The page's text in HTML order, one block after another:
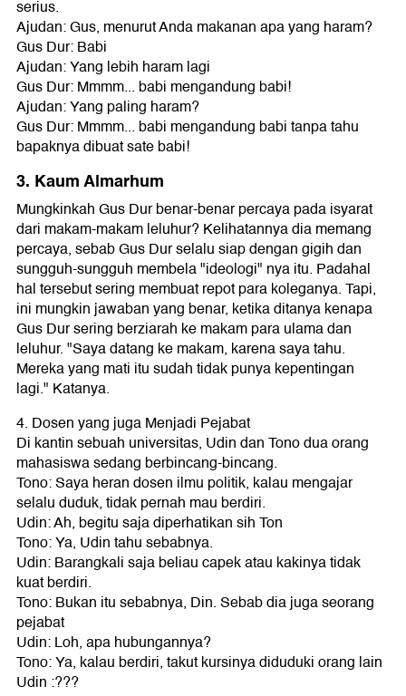
serius.
Ajudan: Gus, menurut Anda makanan apa yang haram?
Gus Dur: Babi
Ajudan: Yang lebih haram lagi
Gus Dur: Mmmm... babi mengandung babi!
Ajudan: Yang paling haram?
Gus Dur: Mmmm... babi mengandung babi tanpa tahu
bapaknya dibuat sate babi!
3. Kaum Almarhum
Mungkinkah Gus Dur benar-benar percaya pada isyarat
dari makam-makam leluhur? Kelihatannya dia memang
percaya, sebab Gus Dur selalu siap dengan gigih dan
sungguh-sungguh membela "ideologi" nya itu. Padahal
hal tersebut sering membuat repot para koleganya. Tapi,
ini mungkin jawaban yang benar, ketika ditanya kenapa
Gus Dur sering berziarah ke makam para ulama dan
leluhur. "Saya datang ke makam, karena saya tahu.
Mereka yang mati itu sudah tidak punya kepentingan
lagi." Katanya.
4. Dosen yang juga Menjadi Pejabat
Di kantin sebuah universitas, Udin dan Tono dua orang
mahasiswa sedang berbincang-bincang.
Tono: Saya heran dosen ilmu politik, kalau mengajar
selalu duduk, tidak pernah mau berdiri.
Udin: Ah, begitu saja diperhatikan sih Ton
Tono: Ya, Udin tahu sebabnya.
Udin: Barangkali saja beliau capek atau kakinya tidak
kuat berdiri.
Tono: Bukan itu sebabnya, Din. Sebab dia juga seorang
pejabat
Udin: Loh, apa hubungannya?
Tono: Ya, kalau berdiri, takut kursinya diduduki orang lain
Udin :???